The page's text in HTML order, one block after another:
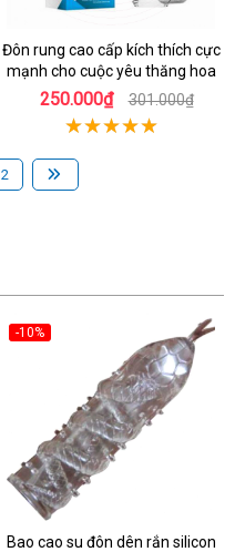
Đôn rung cao cấp kích thích cực
mạnh cho cuộc yêu thăng hoa
250.000₫ 301.000₫
2
-10%
Bao cao su đôn dên rắn silicon